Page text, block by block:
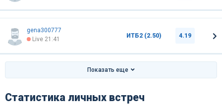
gena300777
Live 21:41
ИТБ2 (2.50) 4.19
Показать еще
Статистика личных встреч